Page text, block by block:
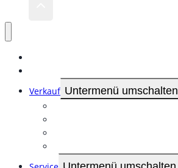
Verkauf Untermenü umschalten